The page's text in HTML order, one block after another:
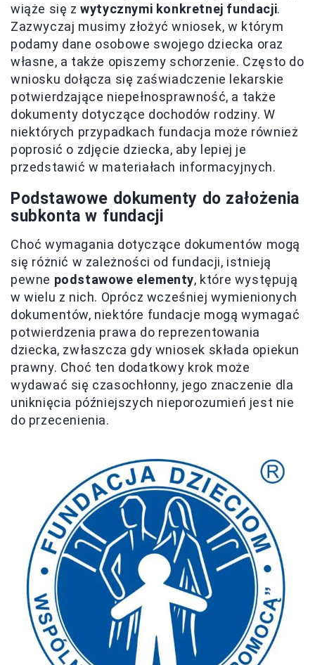
wiąże się z wytycznymi konkretnej fundacji.
Zazwyczaj musimy złożyć wniosek, w którym
podamy dane osobowe swojego dziecka oraz
własne, a także opiszemy schorzenie. Często do
wniosku dołącza się zaświadczenie lekarskie
potwierdzające niepełnosprawność, a także
dokumenty dotyczące dochodów rodziny. W
niektórych przypadkach fundacja może również
poprosić o zdjęcie dziecka, aby lepiej je
przedstawić w materiałach informacyjnych.
Podstawowe dokumenty do założenia
subkonta w fundacji
Choć wymagania dotyczące dokumentów mogą
się różnić w zależności od fundacji, istnieją
pewne podstawowe elementy, które występują
w wielu z nich. Oprócz wcześniej wymienionych
dokumentów, niektóre fundacje mogą wymagać
potwierdzenia prawa do reprezentowania
dziecka, zwłaszcza gdy wniosek składa opiekun
prawny. Choć ten dodatkowy krok może
wydawać się czasochłonny, jego znaczenie dla
uniknięcia późniejszych nieporozumień jest nie
do przecenienia.